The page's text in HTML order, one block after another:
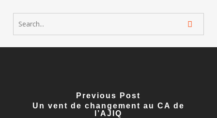
Previous Post
Un vent de changement au CA de
l’AJIQ